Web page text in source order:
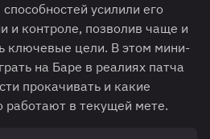
усилили его
и контроле, позволив чаще и
ключевые цели. В этом мини-
на Баре в реалиях патча
прокачивать и какие
работают в текущей мете.